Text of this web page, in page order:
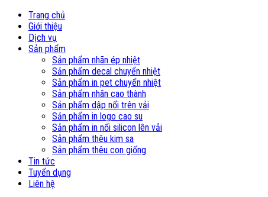
Trang chủ
Giới thiệu
Dịch vụ
Sản phẩm
Sản phẩm nhãn ép nhiệt
Sản phẩm decal chuyển nhiệt
Sản phẩm in pet chuyển nhiệt
Sản phẩm nhãn cao thành
Sản phẩm dập nổi trên vải
Sản phẩm in logo cao su
Sản phẩm in nổi silicon lên vải
Sản phẩm thêu kim sa
Sản phẩm thêu con giống
Tin tức
Tuyển dụng
Liên hệ